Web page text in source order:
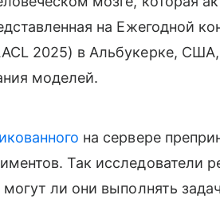
на Ежегодной
2025) в Альбукерке,
моделей.
на сервере
Так исследователи
ли они выполнять